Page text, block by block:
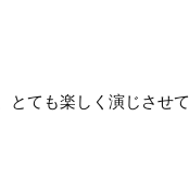
とても楽しく演じさせて